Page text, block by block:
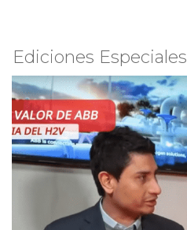
Ediciones Especiales